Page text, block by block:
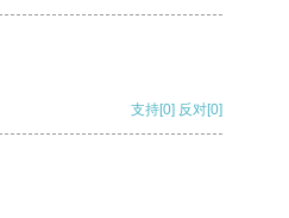
支持[0] 反对[0]